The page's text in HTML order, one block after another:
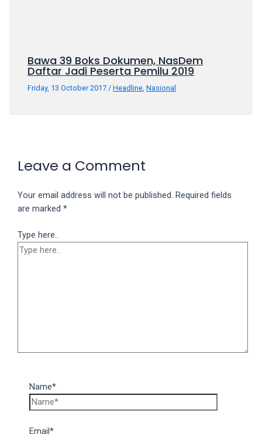
Bawa 39 Boks Dokumen, NasDem
Daftar Jadi Peserta Pemilu 2019
Friday, 13 October 2017 /Headline ,Nasional
Leave a Comment
Your email address will not be published. Required fields
are marked*
Type here..
Name*
Email*